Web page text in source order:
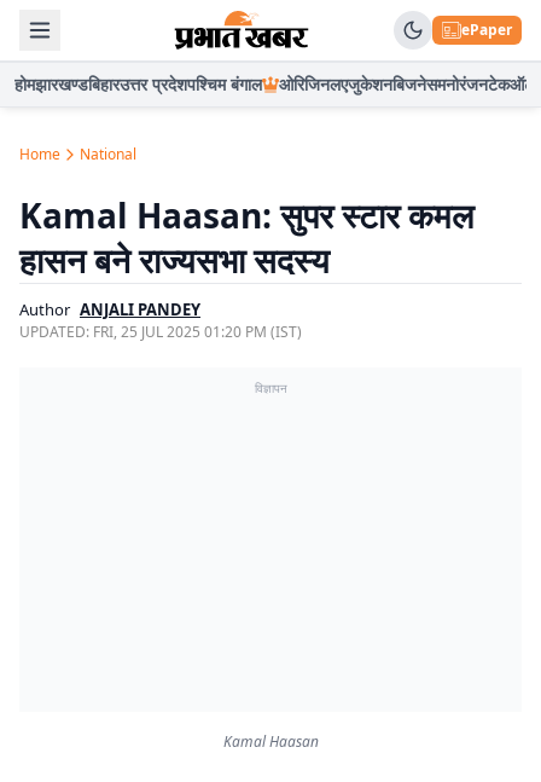
ePaper
होमझारखण्डबिहारउत्तर प्रदेशपश्चिम बंगाल ओरिजिनलएजुकेशनबिजनेसमनोरंजनटेकऑटो
Home National
Kamal Haasan: सुपर स्टार कमल
हासन बने राज्यसभा सदस्य
Author ANJALI PANDEY
UPDATED: FRI, 25 JUL 2025 01:20 PM (IST)
विज्ञापन
Kamal Haasan